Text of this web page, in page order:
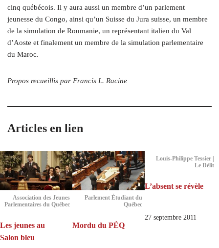
cinq québécois. Il y aura aussi un membre d’un parlement
jeunesse du Congo, ainsi qu’un Suisse du Jura suisse, un membre
de la simulation de Roumanie, un représentant italien du Val
d’Aoste et finalement un membre de la simulation parlementaire
du Maroc.
Propos recueillis par Francis L. Racine
Articles en lien
Association des Jeunes
Parlementaires du Québec
Les jeunes au
Salon bleu
Parlement Étudiant du
Québec
Mordu du PÉQ
Louis-Philippe Tessier |
Le Délit
L’absent se révèle
27 septembre 2011